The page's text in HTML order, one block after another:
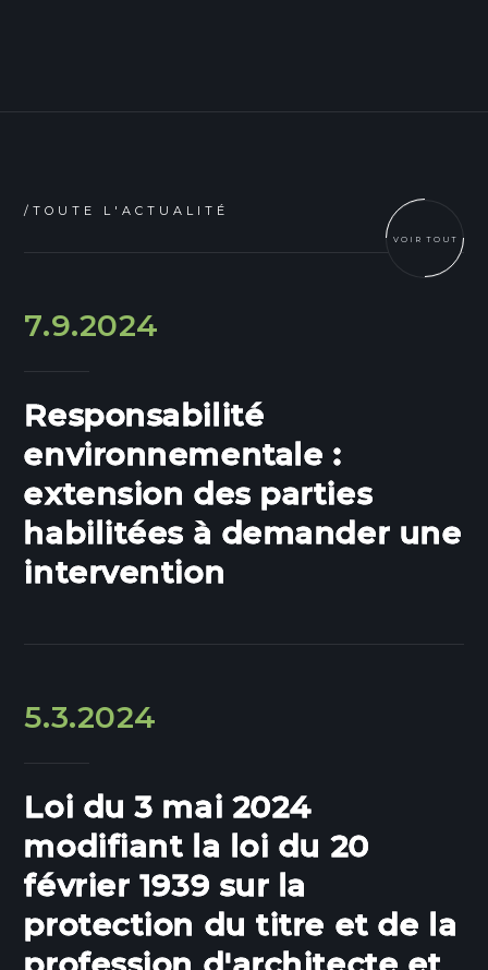
/TOUTE L'ACTUALITÉ
VOIR TOUT
7.9.2024
Responsabilité
environnementale :
extension des parties
habilitées à demander une
intervention
5.3.2024
Loi du 3 mai 2024
modifiant la loi du 20
février 1939 sur la
protection du titre et de la